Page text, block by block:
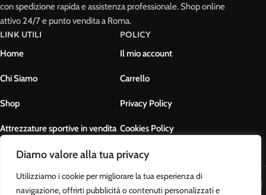
Diamo valore alla tua privacy
Utilizziamo i cookie per migliorare la tua esperienza di
navigazione, offrirti pubblicità o contenuti personalizzati e
con spedizione rapida e assistenza professionale. Shop online
attivo 24/7 e punto vendita a Roma.
LINK UTILI
Home
Chi Siamo
Shop
Attrezzature sportive in vendita
Contatti
POLICY
Il mio account
Carrello
Privacy Policy
Cookies Policy
Termini e condizioni
Body Muscle Nutrition di Ottavianelli Luca - PIVA: 17678631007 - Tutti i